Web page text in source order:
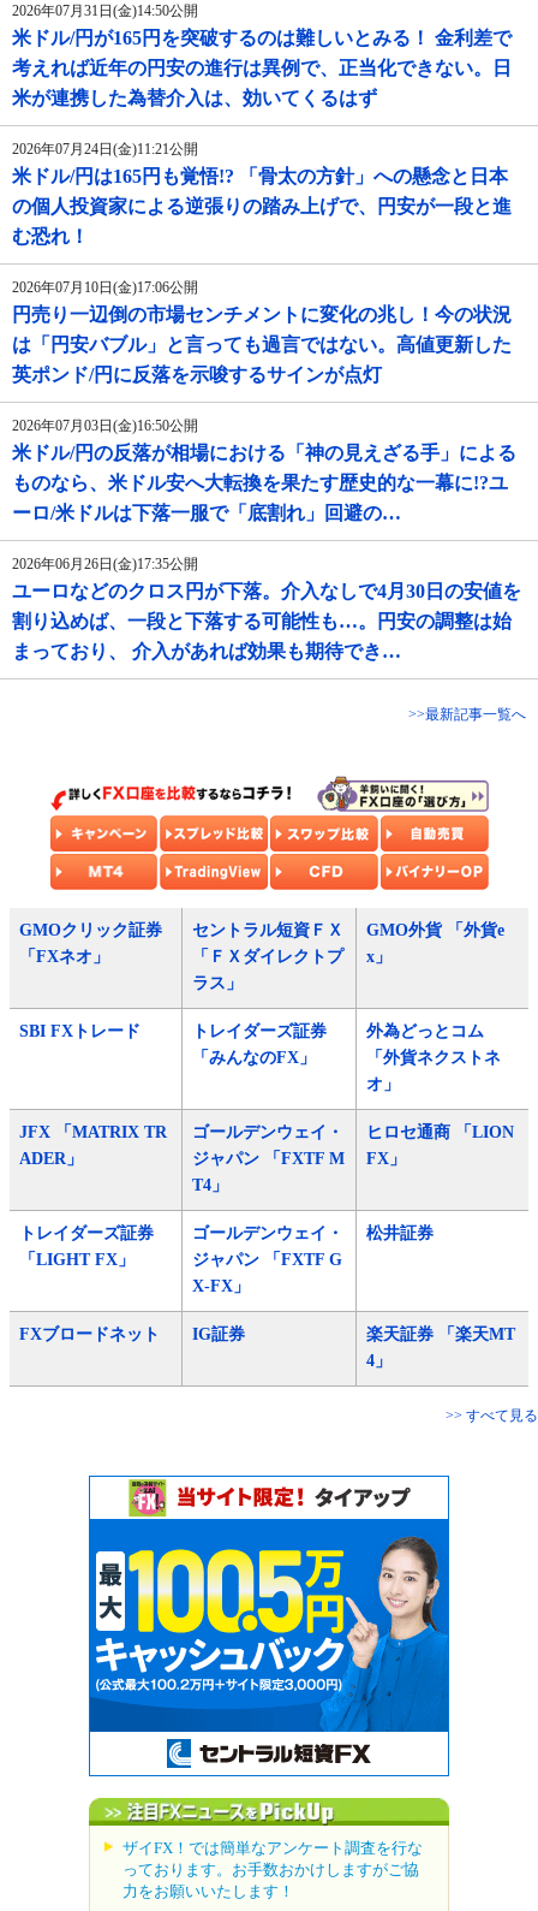
2026年07月31日(金)14:50公開
米ドル/円が165円を突破するのは難しいとみる！ 金利差で
考えれば近年の円安の進行は異例で、正当化できない。日
米が連携した為替介入は、効いてくるはず
2026年07月24日(金)11:21公開
米ドル/円は165円も覚悟!? 「骨太の方針」への懸念と日本
の個人投資家による逆張りの踏み上げで、円安が一段と進
む恐れ！
2026年07月10日(金)17:06公開
円売り一辺倒の市場センチメントに変化の兆し！今の状況
は「円安バブル」と言っても過言ではない。高値更新した
英ポンド/円に反落を示唆するサインが点灯
2026年07月03日(金)16:50公開
米ドル/円の反落が相場における「神の見えざる手」による
ものなら、米ドル安へ大転換を果たす歴史的な一幕に!?ユ
ーロ/米ドルは下落一服で「底割れ」回避の…
2026年06月26日(金)17:35公開
ユーロなどのクロス円が下落。介入なしで4月30日の安値を
割り込めば、一段と下落する可能性も…。円安の調整は始
まっており、 介入があれば効果も期待でき…
>>最新記事一覧へ
GMOクリック証券
「FXネオ」
セントラル短資ＦＸ
「ＦＸダイレクトプ
ラス」
GMO外貨 「外貨e
x」
SBI FXトレード
トレイダーズ証券
「みんなのFX」
外為どっとコム
「外貨ネクストネ
オ」
JFX 「MATRIX TR
ADER」
ゴールデンウェイ・
ジャパン 「FXTF M
T4」
ヒロセ通商 「LION
FX」
トレイダーズ証券
「LIGHT FX」
ゴールデンウェイ・
ジャパン 「FXTF G
X-FX」
松井証券
FXブロードネット IG証券
楽天証券 「楽天MT
4」
>> すべて見る
ザイFX！では簡単なアンケート調査を行な
っております。お手数おかけしますがご協
力をお願いいたします！